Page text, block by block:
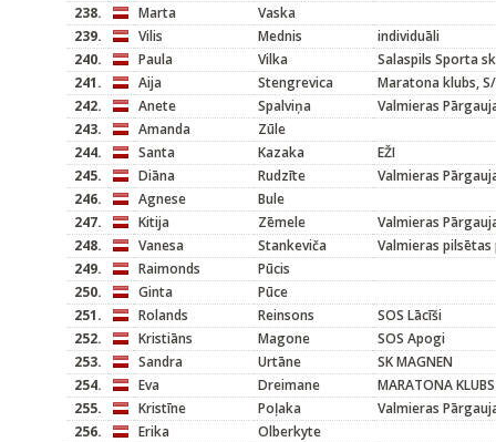
238.
Marta
Vaska
239.
Vilis Mednis
individuāli
240.
Paula Vilka
Salaspils Sporta
241.
Aija Stengrevica
Maratona klubs,
242.
Anete Spalviņa
Valmieras
243.
Amanda
Zūle
244.
Santa Kazaka
EŽI
245.
Diāna Rudzīte
Valmieras
246.
Agnese
Bule
247.
Kitija Zēmele
Valmieras
248.
Vanesa Stankeviča
Valmieras pilsētas
249.
Raimonds
Pūcis
250.
Ginta
Pūce
251.
Rolands Reinsons
SOS Lācīši
252.
Kristiāns Magone
SOS Apogi
253.
Sandra Urtāne
SK MAGNEN
254.
Eva Dreimane
MARATONA KLUBS
255.
Kristīne Poļaka
Valmieras
256.
Erika
Olberkyte